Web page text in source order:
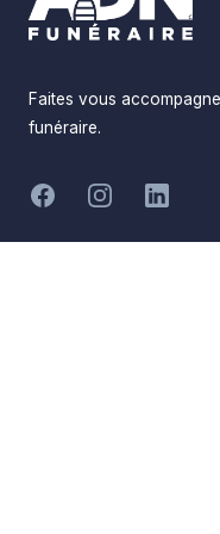
Informations
Faites vous
funéraire.
FacebookInstagramLinkedIn